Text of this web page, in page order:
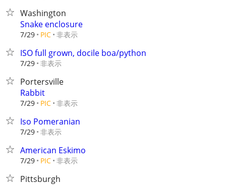
Washington
Snake enclosure
7/29 PIC 非表示
ISO full grown, docile boa/python
7/29 非表示
Portersville
Rabbit
7/29 PIC 非表示
Iso Pomeranian
7/29 非表示
American Eskimo
7/29 PIC 非表示
Pittsburgh